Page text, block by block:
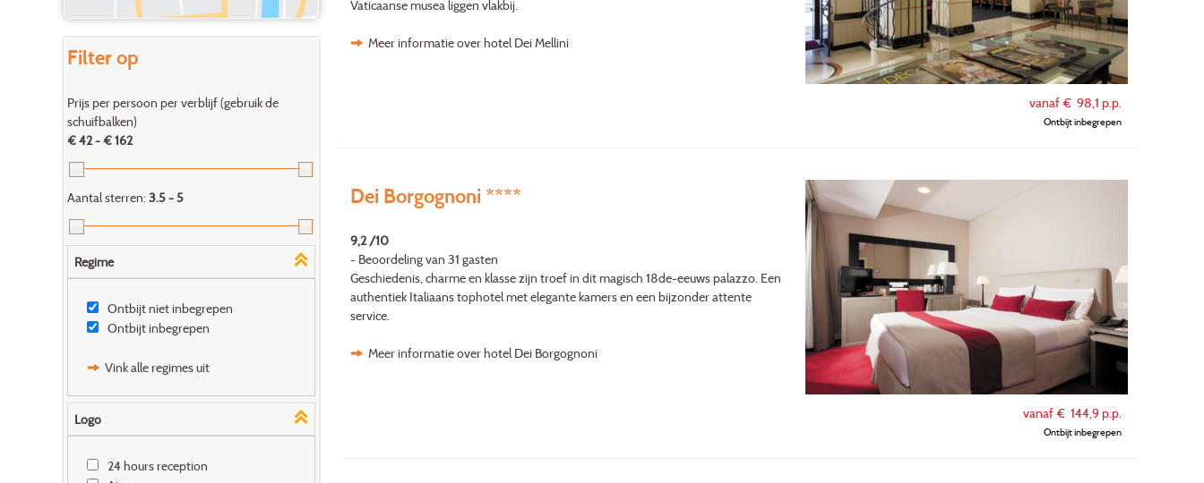
vanaf € 98,1 p.p.
Ontbijt inbegrepen
Vaticaanse musea liggen vlakbij.
Meer informatie over hotel Dei Mellini
vanaf € 144,9 p.p.
Ontbijt inbegrepen
Dei Borgognoni ****
9,2 /10
- Beoordeling van 31 gasten
Geschiedenis, charme en klasse zijn troef in dit magisch 18de-eeuws palazzo. Een
authentiek Italiaans tophotel met elegante kamers en een bijzonder attente
service.
Meer informatie over hotel Dei Borgognoni
Filter op
Prijs per persoon per verblijf (gebruik de
schuifbalken)
€ 42 - € 162
Aantal sterren: 3.5 - 5
Regime
Ontbijt niet inbegrepen
Ontbijt inbegrepen
Vink alle regimes uit
Logo
24 hours reception